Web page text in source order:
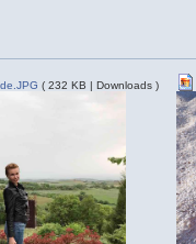
( 232 KB | Downloads )